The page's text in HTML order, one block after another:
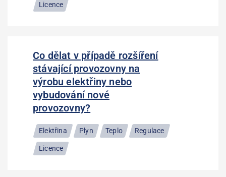
Licence
Co dělat v případě rozšíření
stávající provozovny na
výrobu elektřiny nebo
vybudování nové
provozovny?
Elektřina Plyn Teplo Regulace
Licence